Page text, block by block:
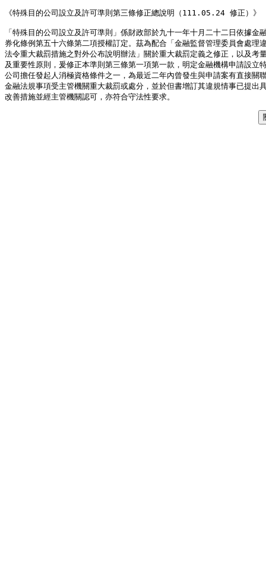
《特殊目的公司設立及許可準則第三條修正總說明（111.05.24 修正）》
「特殊目的公司設立及許可準則」係財政部於九十一年十月二十二日依據金
券化條例第五十六條第二項授權訂定。茲為配合「金融監督管理委員會處理
法令重大裁罰措施之對外公布說明辦法」關於重大裁罰定義之修正，以及考
及重要性原則，爰修正本準則第三條第一項第一款，明定金融機構申請設立
公司擔任發起人消極資格條件之一，為最近二年內曾發生與申請案有直接關
金融法規事項受主管機關重大裁罰或處分，並於但書增訂其違規情事已提出
改善措施並經主管機關認可，亦符合守法性要求。